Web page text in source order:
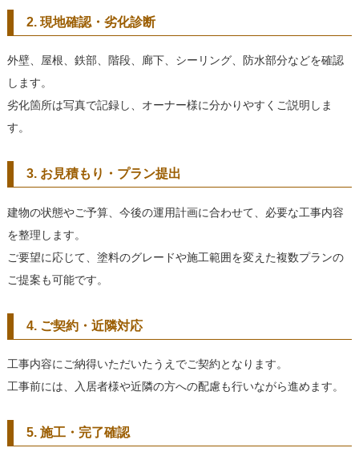
2. 現地確認・劣化診断
外壁、屋根、鉄部、階段、廊下、シーリング、防水部分などを確認
します。
劣化箇所は写真で記録し、オーナー様に分かりやすくご説明しま
す。
3. お見積もり・プラン提出
建物の状態やご予算、今後の運用計画に合わせて、必要な工事内容
を整理します。
ご要望に応じて、塗料のグレードや施工範囲を変えた複数プランの
ご提案も可能です。
4. ご契約・近隣対応
工事内容にご納得いただいたうえでご契約となります。
工事前には、入居者様や近隣の方への配慮も行いながら進めます。
5. 施工・完了確認